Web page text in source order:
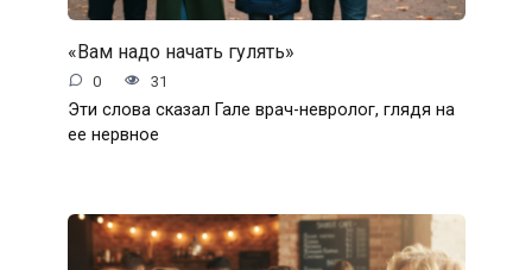
«Вам надо начать гулять»
0 31
Эти слова сказал Гале врач-невролог, глядя на
ее нервное